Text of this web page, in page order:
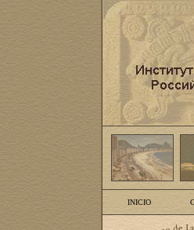
INICIO